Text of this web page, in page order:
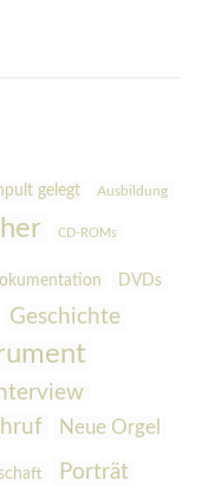
gelegt Ausbildung
CD-ROMs
DVDs
Geschichte
Neue Orgel
Porträt